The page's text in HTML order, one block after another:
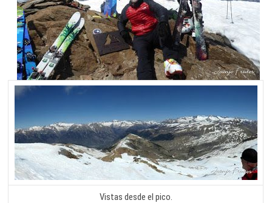
Vistas desde el pico.